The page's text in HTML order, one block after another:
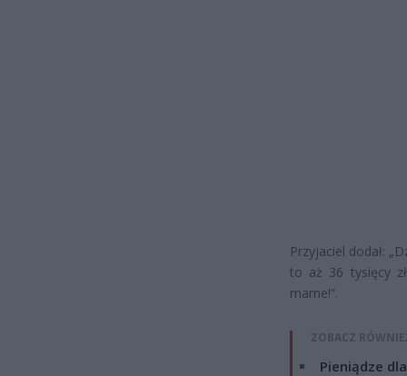
Przyjaciel dodał:
to aż 36 tysięcy
marne!”.
ZOBACZ
Pieniądze